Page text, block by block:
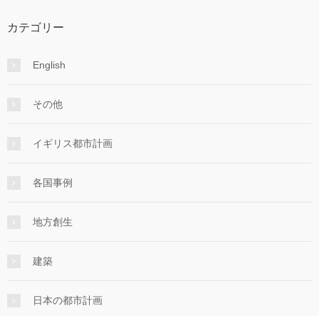
カテゴリー
English
その他
イギリス都市計画
各国事例
地方創生
建築
日本の都市計画